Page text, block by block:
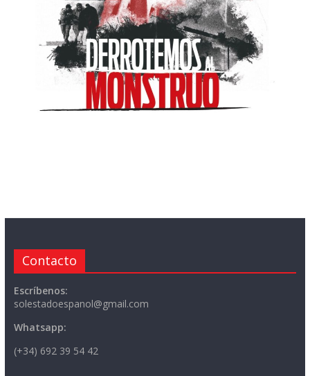
Contacto
Escríbenos:
solestadoespanol@gmail.com
Whatsapp:
(+34) 692 39 54 42